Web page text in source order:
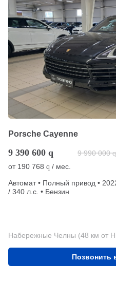
Porsche Cayenne
9 390 600 q 9 990 000 q
от 190 768 q / мес.
Автомат • Полный привод •
/ 340 л.с. • Бензин
Набережные Челны (48 км от
Позвонить